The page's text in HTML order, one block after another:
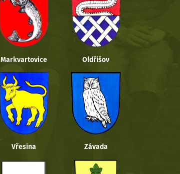
Markvartovice Oldřišov
Vřesina Závada